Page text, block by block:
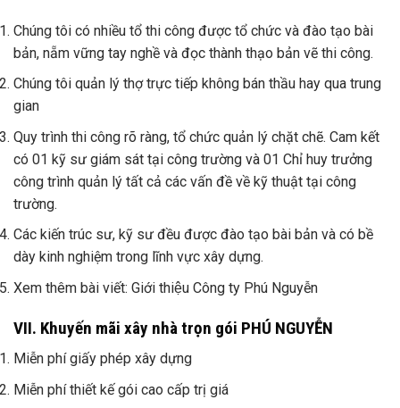
Chúng tôi có nhiều tổ thi công được tổ chức và đào tạo bài
bản, nẵm vững tay nghề và đọc thành thạo bản vẽ thi công.
Chúng tôi quản lý thợ trực tiếp không bán thầu hay qua trung
gian
Quy trình thi công rõ ràng, tổ chức quản lý chặt chẽ. Cam kết
có 01 kỹ sư giám sát tại công trường và 01 Chỉ huy trưởng
công trình quản lý tất cả các vấn đề về kỹ thuật tại công
trường.
Các kiến trúc sư, kỹ sư đều được đào tạo bài bản và có bề
dày kinh nghiệm trong lĩnh vực xây dựng.
Xem thêm bài viết: Giới thiệu Công ty Phú Nguyễn
VII. Khuyến mãi xây nhà trọn gói PHÚ NGUYỄN
Miễn phí giấy phép xây dựng
Miễn phí thiết kế gói cao cấp trị giá